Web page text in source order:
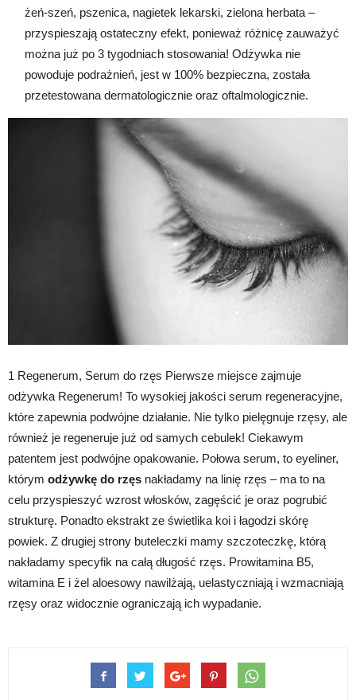
żeń-szeń, pszenica, nagietek lekarski, zielona herbata –
przyspieszają ostateczny efekt, ponieważ różnicę zauważyć
można już po 3 tygodniach stosowania! Odżywka nie
powoduje podrażnień, jest w 100% bezpieczna, została
przetestowana dermatologicznie oraz oftalmologicznie.
1 Regenerum, Serum do rzęs Pierwsze miejsce zajmuje
odżywka Regenerum! To wysokiej jakości serum regeneracyjne,
które zapewnia podwójne działanie. Nie tylko pielęgnuje rzęsy, ale
również je regeneruje już od samych cebulek! Ciekawym
patentem jest podwójne opakowanie. Połowa serum, to eyeliner,
którym odżywkę do rzęs nakładamy na linię rzęs – ma to na
celu przyspieszyć wzrost włosków, zagęścić je oraz pogrubić
strukturę. Ponadto ekstrakt ze świetlika koi i łagodzi skórę
powiek. Z drugiej strony buteleczki mamy szczoteczkę, którą
nakładamy specyfik na całą długość rzęs. Prowitamina B5,
witamina E i żel aloesowy nawilżają, uelastyczniają i wzmacniają
rzęsy oraz widocznie ograniczają ich wypadanie.